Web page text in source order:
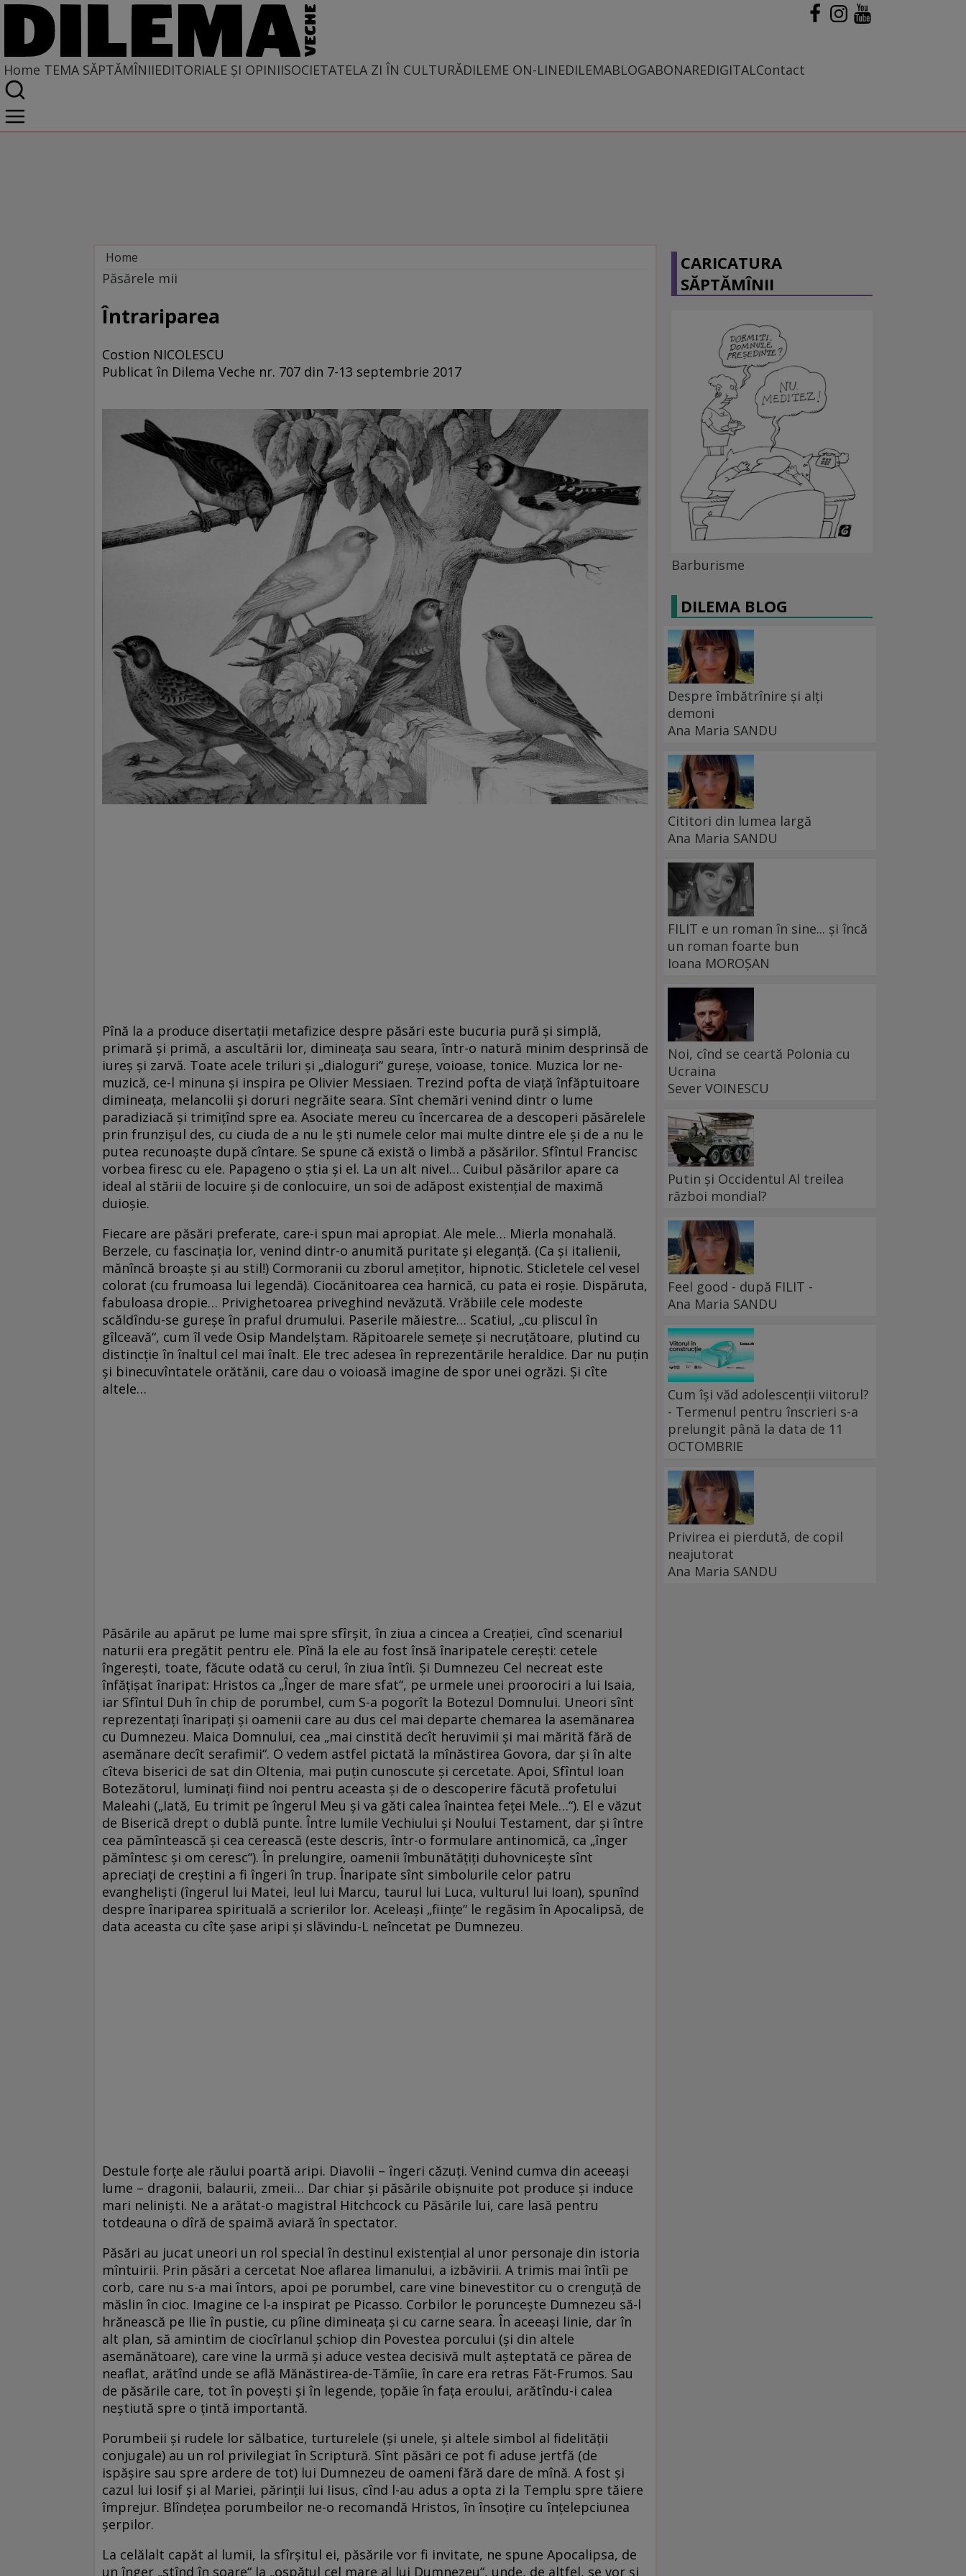
Home TEMA SĂPTĂMÎNIIEDITORIALE ȘI OPINIISOCIETATELA ZI ÎN CULTURĂDILEME ON-LINEDILEMABLOGABONAREDIGITALContact
Home
Tema săptămînii
Păsărele mii
Întrariparea
Costion NICOLESCU
Publicat în Dilema Veche nr. 707 din 7-13 septembrie 2017
Pînă la a produce disertații metafizice despre păsări este bucuria pură și simplă,
primară și primă, a ascultării lor, dimineața sau seara, într-o natură minim desprinsă de
iureș și zarvă. Toate acele triluri și „dialoguri“ gureșe, voioase, tonice. Muzica lor ne-
muzică, ce-l minuna și inspira pe Olivier Messiaen. Trezind pofta de viață înfăptuitoare
dimineața, melancolii și doruri negrăite seara. Sînt chemări venind dintr o lume
paradiziacă și trimițînd spre ea. Asociate mereu cu încercarea de a descoperi păsărelele
prin frunzișul des, cu ciuda de a nu le ști numele celor mai multe dintre ele și de a nu le
putea recunoaște după cîntare. Se spune că există o limbă a păsărilor. Sfîntul Francisc
vorbea firesc cu ele. Papageno o știa și el. La un alt nivel… Cuibul păsărilor apare ca
ideal al stării de locuire și de conlocuire, un soi de adăpost existențial de maximă
duioșie.
Fiecare are păsări preferate, care-i spun mai apropiat. Ale mele… Mierla monahală.
Berzele, cu fascinația lor, venind dintr-o anumită puritate și eleganță. (Ca și italienii,
mănîncă broaște și au stil!) Cormoranii cu zborul amețitor, hipnotic. Sticletele cel vesel
colorat (cu frumoasa lui legendă). Ciocănitoarea cea harnică, cu pata ei roșie. Dispăruta,
fabuloasa dropie… Privighetoarea priveghind nevăzută. Vrăbiile cele modeste
scăldîndu-se gureșe în praful drumului. Paserile măiestre… Scatiul, „cu pliscul în
gîlceavă“, cum îl vede Osip Mandelștam. Răpitoarele semețe și necruțătoare, plutind cu
distincție în înaltul cel mai înalt. Ele trec adesea în reprezentările heraldice. Dar nu puțin
și binecuvîntatele orătănii, care dau o voioasă imagine de spor unei ogrăzi. Și cîte
altele…
Păsările au apărut pe lume mai spre sfîrșit, în ziua a cincea a Creației, cînd scenariul
naturii era pregătit pentru ele. Pînă la ele au fost însă înaripatele cerești: cetele
îngerești, toate, făcute odată cu cerul, în ziua întîi. Și Dumnezeu Cel necreat este
înfățișat înaripat: Hristos ca „Înger de mare sfat“, pe urmele unei proorociri a lui Isaia,
iar Sfîntul Duh în chip de porumbel, cum S-a pogorît la Botezul Domnului. Uneori sînt
reprezentați înaripați și oamenii care au dus cel mai departe chemarea la asemănarea
cu Dumnezeu. Maica Domnului, cea „mai cinstită decît heruvimii și mai mărită fără de
asemănare decît serafimii“. O vedem astfel pictată la mînăstirea Govora, dar și în alte
cîteva biserici de sat din Oltenia, mai puțin cunoscute și cercetate. Apoi, Sfîntul Ioan
Botezătorul, luminați fiind noi pentru aceasta și de o descoperire făcută profetului
Maleahi („Iată, Eu trimit pe îngerul Meu şi va găti calea înaintea feţei Mele…“). El e văzut
de Biserică drept o dublă punte. Între lumile Vechiului și Noului Testament, dar și între
cea pămîntească și cea cerească (este descris, într-o formulare antinomică, ca „înger
pămîntesc şi om ceresc“). În prelungire, oamenii îmbunătățiți duhovnicește sînt
apreciați de creștini a fi îngeri în trup. Înaripate sînt simbolurile celor patru
evangheliști (îngerul lui Matei, leul lui Marcu, taurul lui Luca, vulturul lui Ioan), spunînd
despre înariparea spirituală a scrierilor lor. Aceleași „ființe“ le regăsim în Apocalipsă, de
data aceasta cu cîte șase aripi și slăvindu-L neîncetat pe Dumnezeu.
Destule forțe ale răului poartă aripi. Diavolii – îngeri căzuți. Venind cumva din aceeași
lume – dragonii, balaurii, zmeii… Dar chiar și păsările obișnuite pot produce și induce
mari neliniști. Ne a arătat-o magistral Hitchcock cu Păsările lui, care lasă pentru
totdeauna o dîră de spaimă aviară în spectator.
Păsări au jucat uneori un rol special în destinul existențial al unor personaje din istoria
mîntuirii. Prin păsări a cercetat Noe aflarea limanului, a izbăvirii. A trimis mai întîi pe
corb, care nu s-a mai întors, apoi pe porumbel, care vine binevestitor cu o crenguță de
măslin în cioc. Imagine ce l-a inspirat pe Picasso. Corbilor le poruncește Dumnezeu să-l
hrănească pe Ilie în pustie, cu pîine dimineața și cu carne seara. În aceeași linie, dar în
alt plan, să amintim de ciocîrlanul șchiop din Povestea porcului (și din altele
asemănătoare), care vine la urmă și aduce vestea decisivă mult așteptată ce părea de
neaflat, arătînd unde se află Mănăstirea-de-Tămîie, în care era retras Făt-Frumos. Sau
de păsările care, tot în povești și în legende, țopăie în fața eroului, arătîndu-i calea
neștiută spre o țintă importantă.
Porumbeii și rudele lor sălbatice, turturelele (și unele, și altele simbol al fidelității
conjugale) au un rol privilegiat în Scriptură. Sînt păsări ce pot fi aduse jertfă (de
ispășire sau spre ardere de tot) lui Dumnezeu de oameni fără dare de mînă. A fost și
cazul lui Iosif și al Mariei, părinții lui Iisus, cînd l-au adus a opta zi la Templu spre tăiere
împrejur. Blîndețea porumbeilor ne-o recomandă Hristos, în însoțire cu înțelepciunea
șerpilor.
La celălalt capăt al lumii, la sfîrșitul ei, păsările vor fi invitate, ne spune Apocalipsa, de
un înger „stînd în soare“ la „ospățul cel mare al lui Dumnezeu“, unde, de altfel, se vor și
CARICATURA
SĂPTĂMÎNII
Barburisme
DILEMA BLOG
Despre îmbătrînire și alți
demoni
Ana Maria SANDU
Cititori din lumea largă
Ana Maria SANDU
FILIT e un roman în sine... și încă
un roman foarte bun
Ioana MOROȘAN
Noi, cînd se ceartă Polonia cu
Ucraina
Sever VOINESCU
Putin și Occidentul Al treilea
război mondial?
Feel good - după FILIT -
Ana Maria SANDU
Cum își văd adolescenții viitorul?
- Termenul pentru înscrieri s-a
prelungit până la data de 11
OCTOMBRIE
Privirea ei pierdută, de copil
neajutorat
Ana Maria SANDU